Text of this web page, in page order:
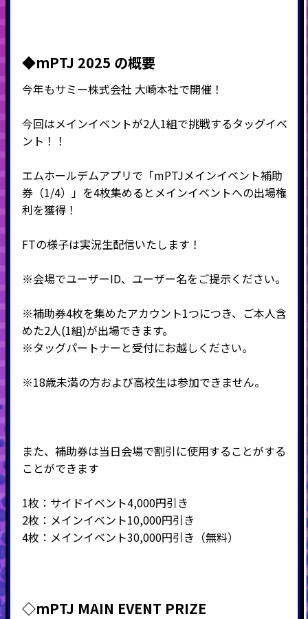
◆mPTJ 2025 の概要
今年もサミー株式会社 大崎本社で開催！
今回はメインイベントが2人1組で挑戦するタッグイベ
ント！！
エムホールデムアプリで「mPTJメインイベント補助
券（1/4）」を4枚集めるとメインイベントへの出場権
利を獲得！
FTの様子は実況生配信いたします！
※会場でユーザーID、ユーザー名をご提示ください。
※補助券4枚を集めたアカウント1つにつき、ご本人含
めた2人(1組)が出場できます。
※タッグパートナーと受付にお越しください。
※18歳未満の方および高校生は参加できません。
また、補助券は当日会場で割引に使用することがする
ことができます
1枚：サイドイベント4,000円引き
2枚：メインイベント10,000円引き
4枚：メインイベント30,000円引き（無料）
◇mPTJ MAIN EVENT PRIZE